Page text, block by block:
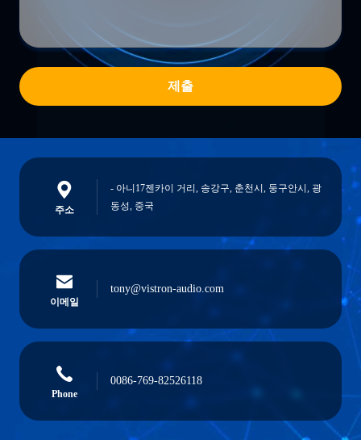
제출
주소
- 아니17젠카이 거리, 송강구, 춘천시, 둥구안시, 광
동성, 중국
이메일
tony@vistron-audio.com
Phone
0086-769-82526118